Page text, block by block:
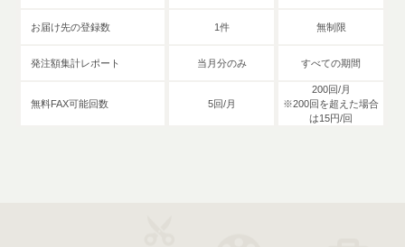
お届け先の登録数 1件 無制限
発注額集計レポート 当月分のみ すべての期間
無料FAX可能回数 5回/月
200回/月
※200回を超えた場合
は15円/回